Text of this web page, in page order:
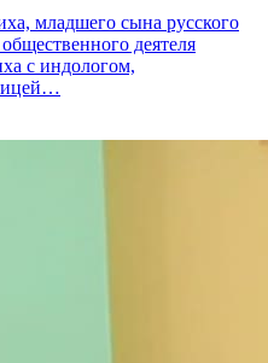
младшего сына русского
деятеля
с индологом,